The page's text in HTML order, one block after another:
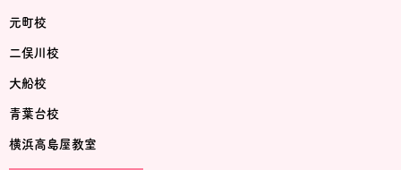
元町校
二俣川校
大船校
青葉台校
横浜高島屋教室